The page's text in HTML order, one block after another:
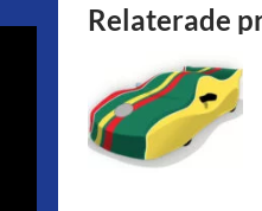
Relaterade